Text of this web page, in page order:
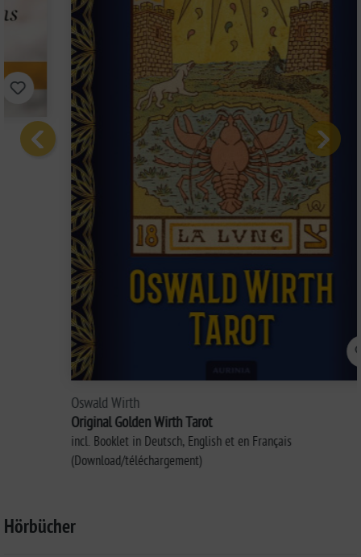
Oswald Wirth
Original Golden Wirth Tarot
incl. Booklet in Deutsch, English et en Français
(Download/téléchargement)
Hörbücher